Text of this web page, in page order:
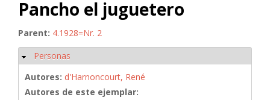
Pancho el juguetero
Parent: 4.1928=Nr. 2
Ocultar
Personas
Autores: d'Harnoncourt, René
Autores de este ejemplar: